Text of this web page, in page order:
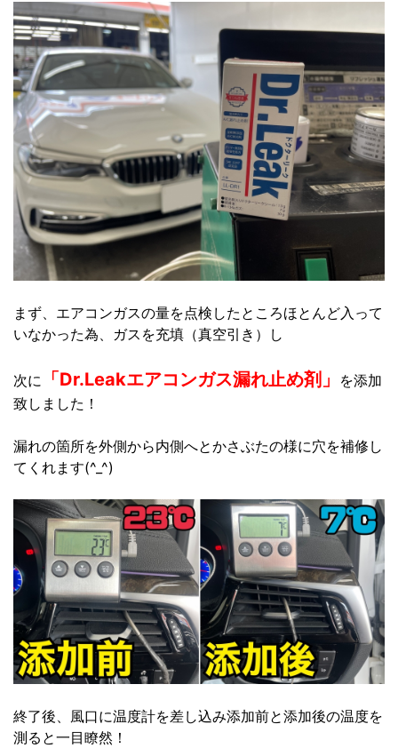
まず、エアコンガスの量を点検したところほとんど入って
いなかった為、ガスを充填（真空引き）し
次に 「Dr.Leakエアコンガス漏れ止め剤」
を添加
致しました！
漏れの箇所を外側から内側へとかさぶたの様に穴を補修し
てくれます(^_^)
終了後、風口に温度計を差し込み添加前と添加後の温度を
測ると一目瞭然！